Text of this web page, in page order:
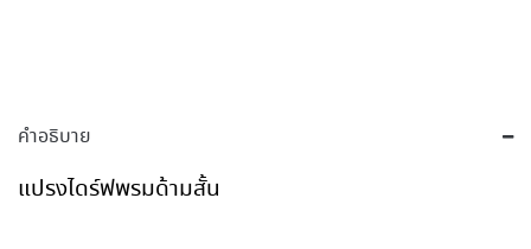
คำอธิบาย
แปรงไดร์ฟพรมด้ามสั้น